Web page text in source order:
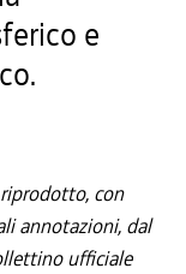
e
con
annotazioni, dal
ufficiale